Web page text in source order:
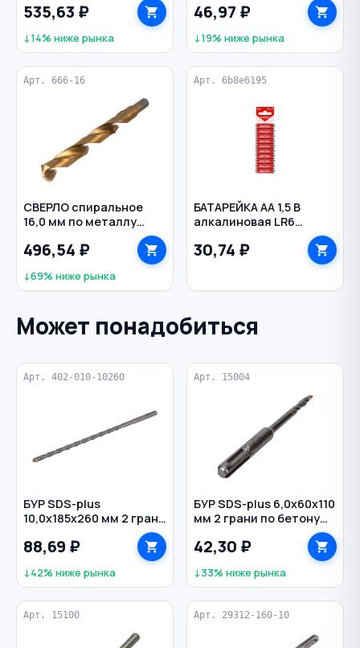
VERTEXTOOLS
535,63 ₽
↓14% ниже рынка
ручка Стандарт
46,97 ₽
↓19% ниже рынка
Арт. 666-16
СВЕРЛО спиральное
16,0 мм по металлу
класс А Р6М5 титан с
кобальтом цилиндр
496,54 ₽
↓69% ниже рынка
Арт. 6b8e6195
БАТАРЕЙКА AA 1,5 В
алкалиновая LR6
30,74 ₽
Может понадобиться
Арт. 402-010-10260
БУР SDS-plus
10,0х185х260 мм 2 грани
по бетону HEADROCK
88,69 ₽
↓42% ниже рынка
Арт. 15004
БУР SDS-plus 6,0х60х110
мм 2 грани по бетону
42,30 ₽
↓33% ниже рынка
Арт. 15100 Арт. 29312-160-10